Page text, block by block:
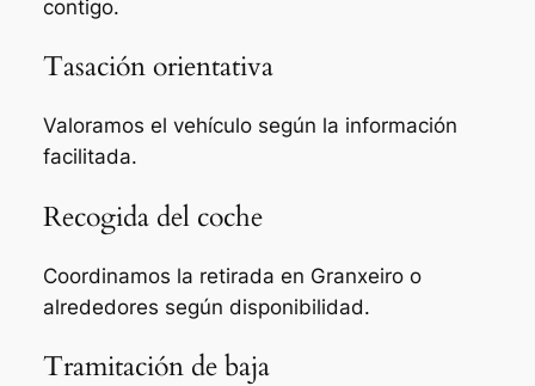
contigo.
Tasación orientativa
Valoramos el vehículo según la información
facilitada.
Recogida del coche
Coordinamos la retirada en Granxeiro o
alrededores según disponibilidad.
Tramitación de baja